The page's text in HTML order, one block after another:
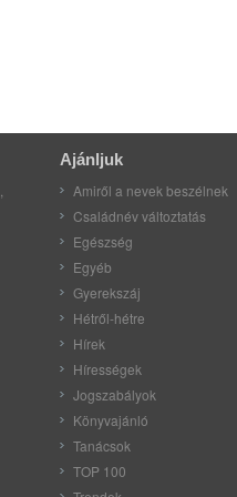
Ajánljuk
Amiről a nevek beszélnek
Családnév változtatás
Egészség
Egyéb
Gyerekszáj
Hétről-hétre
Hírek
Hírességek
Jogszabályok
Könyvajánló
Tanácsok
TOP 100